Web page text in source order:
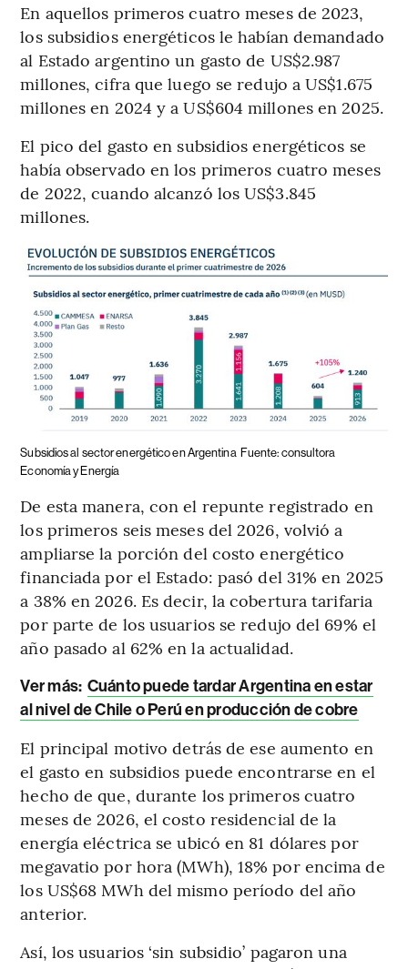
En aquellos primeros cuatro meses de 2023,
los subsidios energéticos le habían demandado
al Estado argentino un gasto de US$2.987
millones, cifra que luego se redujo a US$1.675
millones en 2024 y a US$604 millones en 2025.
El pico del gasto en subsidios energéticos se
había observado en los primeros cuatro meses
de 2022, cuando alcanzó los US$3.845
millones.
Subsidios al sector energético en Argentina Fuente: consultora
Economía y Energía
De esta manera, con el repunte registrado en
los primeros seis meses del 2026, volvió a
ampliarse la porción del costo energético
financiada por el Estado: pasó del 31% en 2025
a 38% en 2026. Es decir, la cobertura tarifaria
por parte de los usuarios se redujo del 69% el
año pasado al 62% en la actualidad.
Ver más: Cuánto puede tardar Argentina en estar
al nivel de Chile o Perú en producción de cobre
El principal motivo detrás de ese aumento en
el gasto en subsidios puede encontrarse en el
hecho de que, durante los primeros cuatro
meses de 2026, el costo residencial de la
energía eléctrica se ubicó en 81 dólares por
megavatio por hora (MWh), 18% por encima de
los US$68 MWh del mismo período del año
anterior.
Así, los usuarios ‘sin subsidio’ pagaron una